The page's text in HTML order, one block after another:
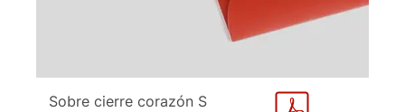
Sobre cierre corazón S